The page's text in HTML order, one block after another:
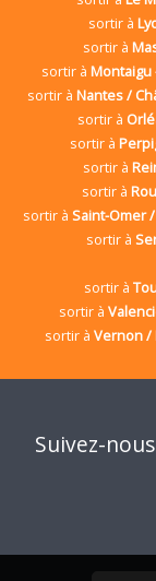
sortir à
sortir à
sortir à Montaigu
sortir àNantes /
sortir à
sortir à
sortir à
sortir à
sortir à Saint-Omer
sortir à
sortir à
sortir à
sortir àVernon /
Suivez-